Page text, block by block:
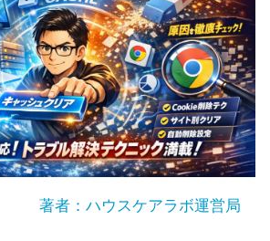
著者：ハウスケアラボ運営局